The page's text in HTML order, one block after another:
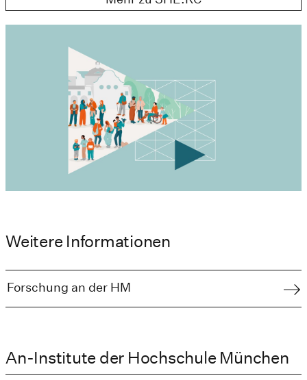
Weitere Informationen
Forschung an der HM
An-Institute der Hochschule München